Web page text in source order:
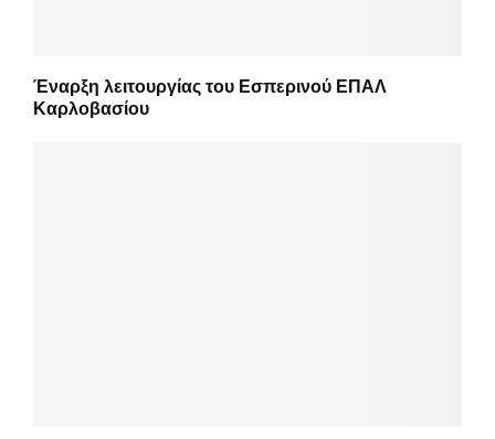
Έναρξη λειτουργίας του Εσπερινού ΕΠΑΛ
Καρλοβασίου